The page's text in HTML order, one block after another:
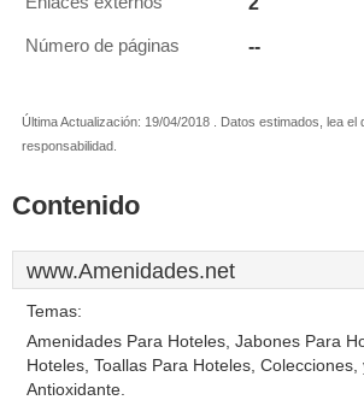
Número de páginas --
Última Actualización: 19/04/2018 . Datos estimados, lea el
responsabilidad.
Contenido
www.Amenidades.net
Temas:
Amenidades Para Hoteles, Jabones Para
Hoteles, Toallas Para Hoteles, Colecciones,
Antioxidante.